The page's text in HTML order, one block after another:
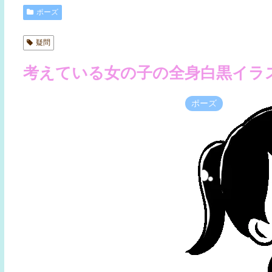
ポーズ
疑問
考えている女の子の全身白黒イラ
ポーズ